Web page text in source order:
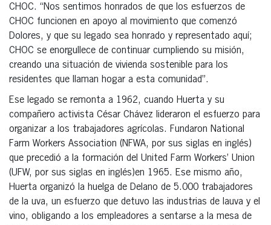
CHOC. “Nos sentimos honrados de que los esfuerzos de
CHOC funcionen en apoyo al movimiento que comenzó
Dolores, y que su legado sea honrado y representado aquí;
CHOC se enorgullece de continuar cumpliendo su misión,
creando una situación de vivienda sostenible para los
residentes que llaman hogar a esta comunidad”.
Ese legado se remonta a 1962, cuando Huerta y su
compañero activista César Chávez lideraron el esfuerzo para
organizar a los trabajadores agrícolas. Fundaron National
Farm Workers Association (NFWA, por sus siglas en inglés)
que precedió a la formación del United Farm Workers’ Union
(UFW, por sus siglas en inglés)en 1965. Ese mismo año,
Huerta organizó la huelga de Delano de 5.000 trabajadores
de la uva, un esfuerzo que detuvo las industrias de lauva y el
vino, obligando a los empleadores a sentarse a la mesa de